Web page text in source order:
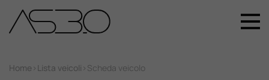
+39 049 899 4411
Home > Lista veicoli > Scheda veicolo